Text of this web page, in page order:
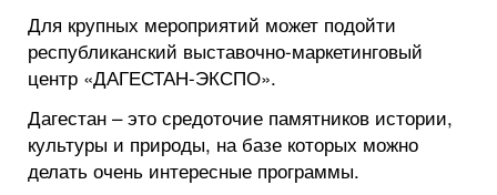
Для крупных мероприятий может подойти
республиканский выставочно-маркетинговый
центр «ДАГЕСТАН-ЭКСПО».
Дагестан – это средоточие памятников истории,
культуры и природы, на базе которых можно
делать очень интересные программы.